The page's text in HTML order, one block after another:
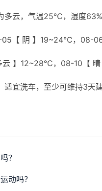
多云，气温25℃，湿度63%
05【 阴 】19~24℃，08-
】12~28℃，08-10【
适宜洗车，至少可维持3天
？
动吗？